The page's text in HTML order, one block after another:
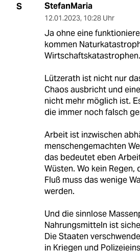
S StefanMaria
12.01.2023, 10:28 Uhr
Ja ohne eine
kommen
Wirtschaftskatastrophen.
Lützerath ist nicht nur
Chaos ausbricht und
nicht mehr möglich ist.
die immer noch falsch
Arbeit ist inzwischen
menschengemachten
das bedeutet eben
Wüsten. Wo kein Regen,
Fluß muss das wenige
werden.
Und die sinnlose
Nahrungsmitteln ist
Die Staaten
in Kriegen und